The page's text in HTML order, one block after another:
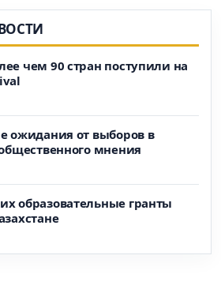
чем 90 стран поступили на
ожидания от выборов в
мнения
образовательные гранты